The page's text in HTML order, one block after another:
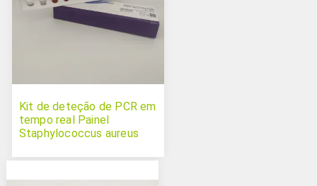
Kit de deteção de PCR em
tempo real Painel
Staphylococcus aureus